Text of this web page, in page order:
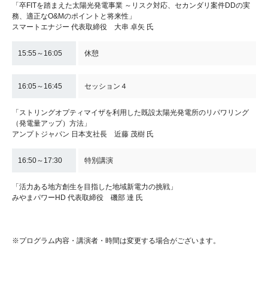
「卒FITを踏まえた太陽光発電事業 ～リスク対応、セカンダリ案件DDの実
務、適正なO&Mのポイントと将来性」
スマートエナジー 代表取締役 大串 卓矢 氏
15:55～16:05 休憩
16:05～16:45 セッション４
「ストリングオプティマイザを利用した既設太陽光発電所のリパワリング
（発電量アップ）方法」
アンプトジャパン 日本支社長 近藤 茂樹 氏
16:50～17:30 特別講演
「活力ある地方創生を目指した地域新電力の挑戦」
みやまパワーHD 代表取締役 磯部 達 氏
※プログラム内容・講演者・時間は変更する場合がございます。